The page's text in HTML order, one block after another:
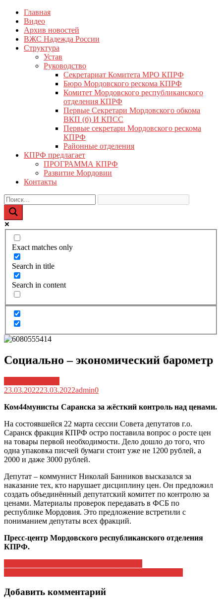
Перейти
содержимому
КПРФ Мордовия
Мордовское Региональное отделение КПРФ
Главная
Видео
Архив новостей
ВЖС Надежда России
Структура
Устав
Руководство
Секретариат Комитета МРО КПРФ
Бюро Мордовского рескома КПРФ
Комитет Мордовского республиканского
отделения КПРФ
Первые Секретари Мордовского обкома
ВКП (б) И КПСС
Первые секретари Мордовского рескома
КПРФ
Районные отделения
КПРФ предлагает
ПРОГРАММА КПРФ
Развитие Мордовии
Контакты
Exact matches only
Search in title
Search in content
Социально – экономический барометр
23.03.202223.03.2022admin0
Ком44мунисты Саранска за жёсткий контроль над ценами.
На состоявшейся 22 марта сессии Совета депутатов г.о.
Саранск фракция КПРФ остро поставила вопрос о росте цен
на товары первой необходимости. Дело дошло до того, что
одна упаковка писчей бумаги стоит уже не 1200 рублей, а
2000 и даже 3000 рублей.
Депутат – коммунист Николай Банников высказался за
наказание тех, кто нарушает дисциплину цен. Он предложил
создать объединённый депутатский комитет по контролю за
ценами. Материалы проверок передавать в ФСБ по
республике Мордовия. Это предложение встретили с
пониманием депутаты всех фракций.
Пресс-центр Мордовского республиканского отделения
КПРФ.
Навигация
по
записям
Добавить комментарий